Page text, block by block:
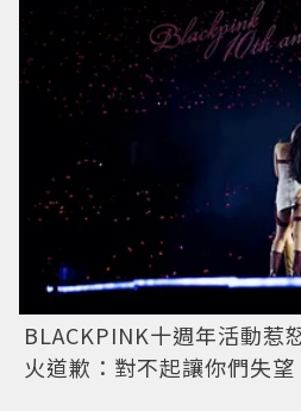
BLACKPINK十週年活動惹
火道歉：對不起讓你們失望